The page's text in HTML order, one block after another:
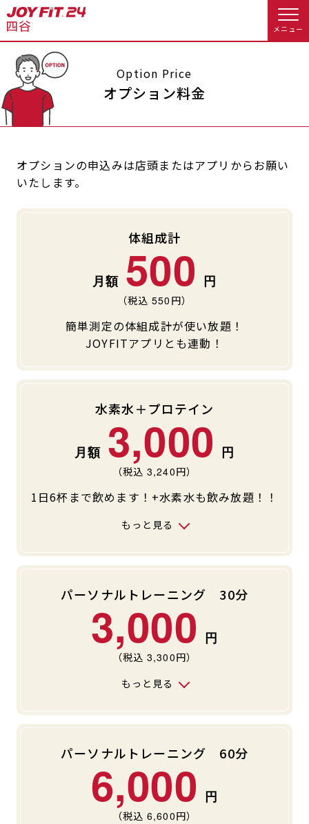
メニュー
店舗トップ
会員様へのお知らせ
よくあるご質問
店舗へのお問い合わせ
入会のお手続きをする
入会を悩まれている方へトップ
キャンペーン 料金のご案内
店舗へのお問い合わせ
JOYFIT
JOYFIT YOGA
JOYFIT+ 店舗を探す
Option Price
オプション料金
オプションの申込みは店頭またはアプリからお願い
いたします。
体組成計
500
（税込 550 円）
簡単測定の体組成計が使い放題！
JOYFITアプリとも連動！
水素水＋プロテイン
3,000
（税込 3,240円）
1日6杯まで飲めます！+水素水も飲み放題！！
もっと見る
パーソナルトレーニング 30分
3,000
（税込 3,300円）
もっと見る
パーソナルトレーニング 60分
6,000
（税込 6,600円）